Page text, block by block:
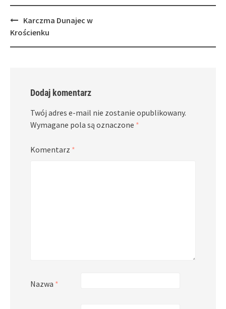
Post
navigation
Karczma Dunajec w
Krościenku
Dodaj komentarz
Twój adres e-mail nie zostanie opublikowany.
Wymagane pola są oznaczone *
Komentarz *
Nazwa *